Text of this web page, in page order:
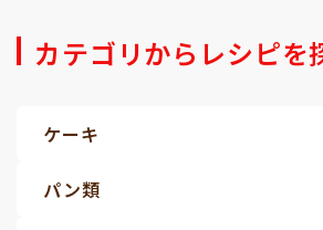
カテゴリからレシピを
ケーキ
パン類